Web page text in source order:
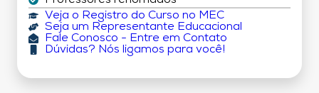
Veja o Registro do Curso no MEC
Seja um Representante Educacional
Fale Conosco - Entre em Contato
Dúvidas? Nós ligamos para você!